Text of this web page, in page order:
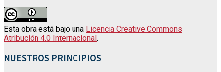
Esta obra está bajo una Licencia Creative Commons
Atribución 4.0 Internacional .
NUESTROS PRINCIPIOS